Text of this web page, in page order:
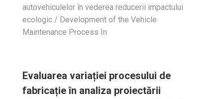
autovehiculelor în vederea reducerii impactului
ecologic / Development of the Vehicle
Maintenance Process In
Evaluarea variației procesului de
fabricație în analiza proiectării